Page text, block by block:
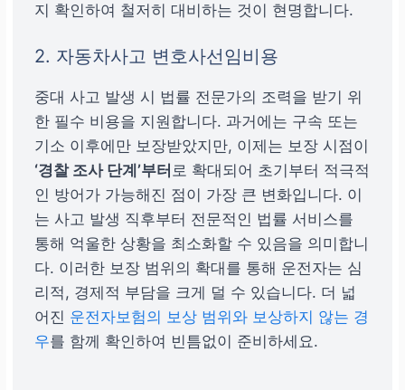
지 확인하여 철저히 대비하는 것이 현명합니다.
2. 자동차사고 변호사선임비용
중대 사고 발생 시 법률 전문가의 조력을 받기 위
한 필수 비용을 지원합니다. 과거에는 구속 또는
기소 이후에만 보장받았지만, 이제는 보장 시점이
‘경찰 조사 단계’부터 로 확대되어 초기부터 적극적
인 방어가 가능해진 점이 가장 큰 변화입니다. 이
는 사고 발생 직후부터 전문적인 법률 서비스를
통해 억울한 상황을 최소화할 수 있음을 의미합니
다. 이러한 보장 범위의 확대를 통해 운전자는 심
리적, 경제적 부담을 크게 덜 수 있습니다. 더 넓
어진 운전자보험의 보상 범위와 보상하지 않는 경
우를 함께 확인하여 빈틈없이 준비하세요.